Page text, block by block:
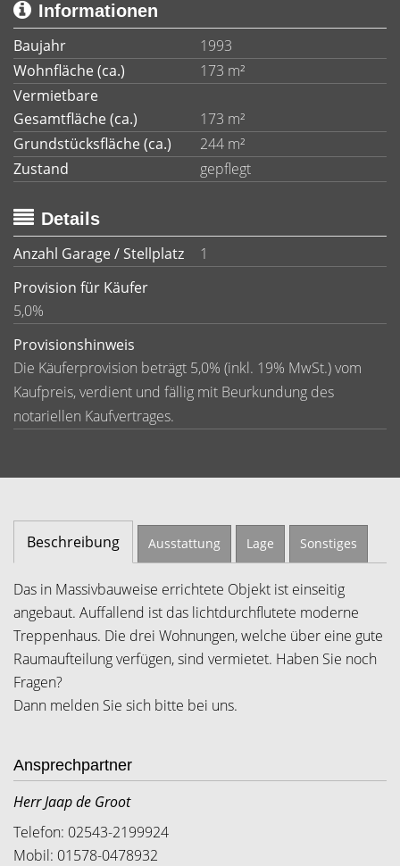
Informationen
Baujahr
1993
Wohnfläche (ca.)
173 m²
Vermietbare
Gesamtfläche (ca.)
173 m²
Grundstücksfläche (ca.)
244 m²
Zustand
gepflegt
Details
Anzahl Garage / Stellplatz
1
Provision für Käufer
5,0%
Provisionshinweis
Die Käuferprovision beträgt 5,0% (inkl. 19% MwSt.) vom
Kaufpreis, verdient und fällig mit Beurkundung des
notariellen Kaufvertrages.
Beschreibung Ausstattung Lage Sonstiges
Das in Massivbauweise errichtete Objekt ist einseitig
angebaut. Auffallend ist das lichtdurchflutete moderne
Treppenhaus. Die drei Wohnungen, welche über eine gute
Raumaufteilung verfügen, sind vermietet. Haben Sie noch
Fragen?
Dann melden Sie sich bitte bei uns.
Ansprechpartner
Herr Jaap de Groot
Telefon: 02543-2199924
Mobil: 01578-0478932